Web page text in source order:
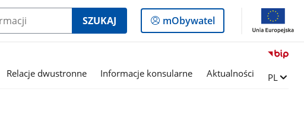
SZUKAJ
Logowanie
do
mObywatel
Relacje dwustronne Informacje konsularne Aktualności Zmień
PL